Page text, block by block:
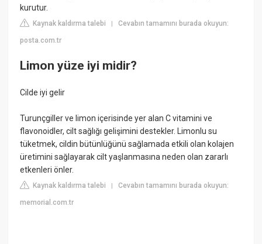
kurutur.
Kaynak kaldırma talebi |Cevabın tamamını burada okuyun:
posta.com.tr
Limon yüze iyi midir?
Cilde iyi gelir
Turunçgiller ve limon içerisinde yer alan C vitamini ve
flavonoidler, cilt sağlığı gelişimini destekler. Limonlu su
tüketmek, cildin bütünlüğünü sağlamada etkili olan kolajen
üretimini sağlayarak cilt yaşlanmasına neden olan zararlı
etkenleri önler.
Kaynak kaldırma talebi |Cevabın tamamını burada okuyun:
memorial.com.tr